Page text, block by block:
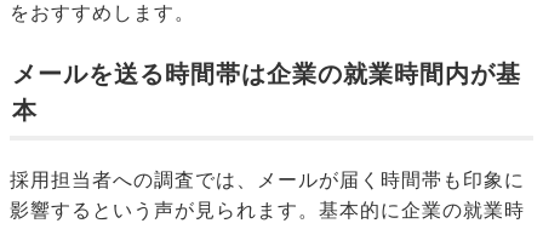
をおすすめします。
メールを送る時間帯は企業の就業時間内が基
本
採用担当者への調査では、メールが届く時間帯も印象に
影響するという声が見られます。基本的に企業の就業時